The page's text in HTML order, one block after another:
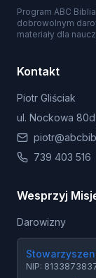
Program ABC
dobrowolnym
materiały dla
Kontakt
Piotr Gliściak
ul. Nockowa
739 403 516
Wesprzyj
Darowizny
NIP: